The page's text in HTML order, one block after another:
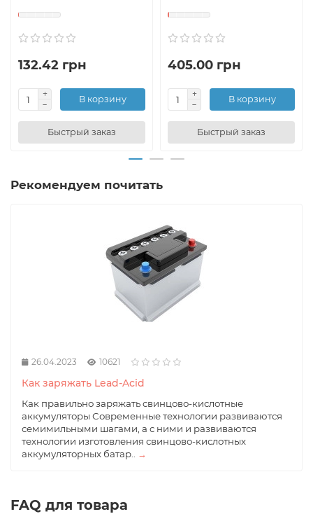
132.42 грн
В корзину
Быстрый заказ
405.00 грн
В корзину
Быстрый заказ
Рекомендуем почитать
26.04.2023 10621
Как заряжать Lead-Acid
Как правильно заряжать свинцово-кислотные
аккумуляторы Современные технологии развиваются
семимильными шагами, а с ними и развиваются
технологии изготовления свинцово-кислотных
аккумуляторных батар..
→
FAQ для товара